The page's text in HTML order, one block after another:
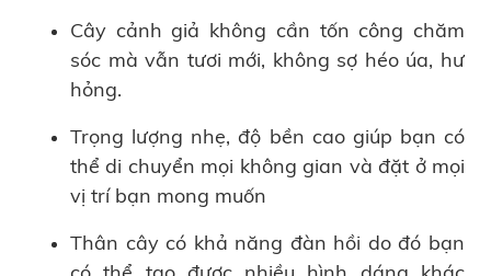
Cây cảnh giả không cần tốn công chăm
sóc mà vẫn tươi mới, không sợ héo úa, hư
hỏng.
Trọng lượng nhẹ, độ bền cao giúp bạn có
thể di chuyển mọi không gian và đặt ở mọi
vị trí bạn mong muốn
Thân cây có khả năng đàn hồi do đó bạn